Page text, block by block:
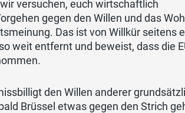
versuchen, euch wirtschaftlich
gegen den Willen und das
Das ist von Willkür seitens
weit entfernt und beweist, dass die
den Willen anderer
Brüssel etwas gegen den Strich